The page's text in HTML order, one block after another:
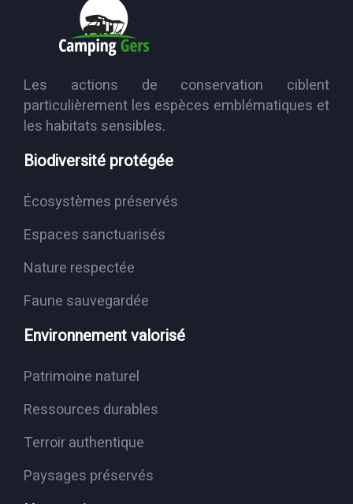
Les actions de conservation ciblent
particulièrement les espèces emblématiques et
les habitats sensibles.
Biodiversité protégée
Écosystèmes préservés
Espaces sanctuarisés
Nature respectée
Faune sauvegardée
Environnement valorisé
Patrimoine naturel
Ressources durables
Terroir authentique
Paysages préservés